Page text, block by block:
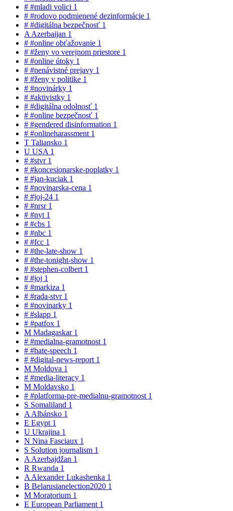
# #mladi volici 1
# #rodovo podmienené dezinformácie 1
# #digitálna bezpečnosť 1
A Azerbaijan 1
# #online obťažovanie 1
# #ženy vo verejnom priestore 1
# #online útoky 1
# #nenávistné prejavy 1
# #ženy v politike 1
# #novinárky 1
# #aktivistky 1
# #digitálna odolnosť 1
# #online bezpečnosť 1
# #gendered disinformation 1
# #onlineharassment 1
T Taliansko 1
U USA 1
# #stvr 1
# #koncesionarske-poplatky 1
# #jan-kuciak 1
# #novinarska-cena 1
# #joj-24 1
# #nrsr 1
# #nyt 1
# #cbs 1
# #nbc 1
# #fcc 1
# #the-late-show 1
# #the-tonight-show 1
# #stephen-colbert 1
# #joj 1
# #markiza 1
# #rada-stvr 1
# #novinarky 1
# #slapp 1
# #patfox 1
M Madagaskar 1
# #medialna-gramotnost 1
# #hate-speech 1
# #digital-news-report 1
M Moldova 1
# #media-literacy 1
M Moldavsko 1
# #platforma-pre-medialnu-gramotnost 1
S Somaliland 1
A Albánsko 1
E Egypt 1
U Ukrajina 1
N Nina Fasciaux 1
S Solution journalism 1
A Azerbajdžan 1
R Rwanda 1
A Alexander Lukashenka 1
B Belarusianelection2020 1
M Moratorium 1
E European Parliament 1